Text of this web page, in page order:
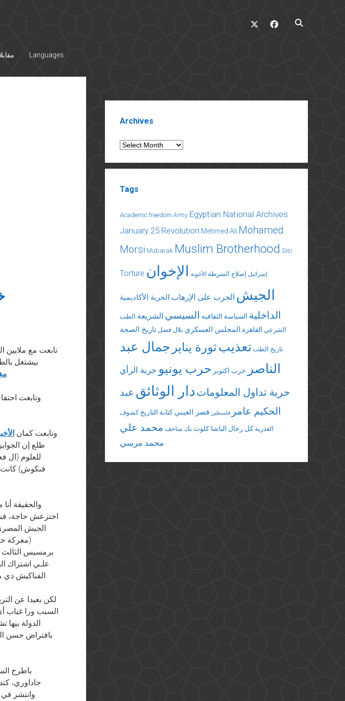
twitter facebook
Languages
تابعت مع ملايين
بيشتغل
، وغيرها من الاختراعات المذهلة.
وتابعت
وتابعت كمان
طلع إن
للعلوم (ال
فنكوش) كانت
والحقيقة
اخترعش حاجة،
الجيش
برمسيس
علـي اشتراك
الفناكيش دي.
لكن بعيدا عن
السبب ورا غياب
الدولة
بافتراض حسن
باطرح
وانتشر
Archives
Archives
Tags
Academic freedom Army Egyptian National Archives
January 25 Revolution Mehmed Ali Mohamed
Morsi Mubarak Muslim Brotherhood Sisi
Torture إسرائيل إصلاح الشرطة الأخونة الإخوان
الجيش الحرب على الإرهاب الحرية الأكاديمية
الداخلية السياسة الثقافية السيسي الشريعة الطب
الشرعي القاهرة المجلس العسكري بلال فضل تاريخ الصحة
تاريخ الطب تعذيبثورة يناير جمال عبد
الناصر
حرب اكتوبر حرب يونيو حرية الرأي
حرية تداول المعلومات دار الوثائق عبد
الحكيم عامر
فلسطين قصر العيني كتابة التاريخ كشوف
العذرية كل رجال الباشا كلوت بك متاحف محمد علي
محمد مرسي